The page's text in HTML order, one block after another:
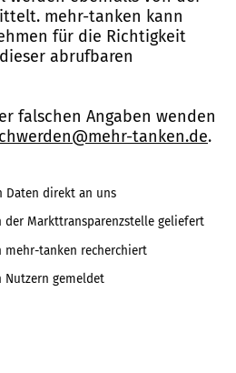
mehr-tanken kann
für die Richtigkeit
abrufbaren
falschen Angaben wenden
tanken.de.
Daten direkt an uns
der Markttransparenzstelle geliefert
mehr-tanken recherchiert
Nutzern gemeldet